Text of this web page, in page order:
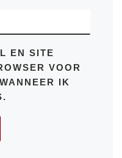
EN SITE
VOOR
IK